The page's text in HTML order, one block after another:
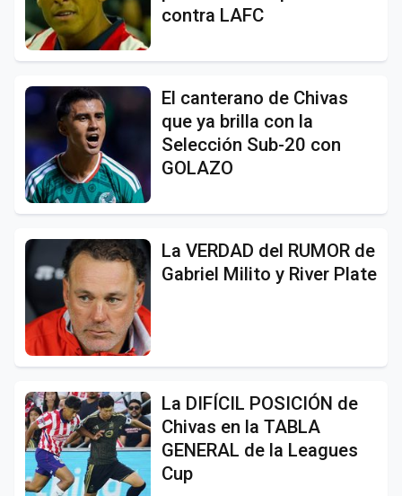
contra LAFC
El canterano de Chivas
que ya brilla con la
Selección Sub-20 con
GOLAZO
La VERDAD del RUMOR de
Gabriel Milito y River Plate
La DIFÍCIL POSICIÓN de
Chivas en la TABLA
GENERAL de la Leagues
Cup